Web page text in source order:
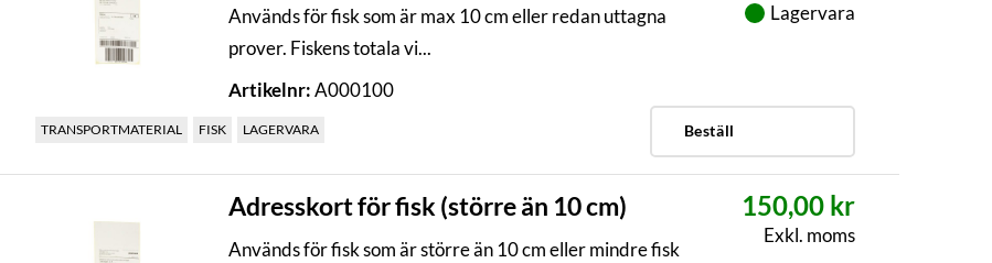
Används för fisk som är max 10 cm eller redan uttagna
prover. Fiskens totala vi...
Artikelnr:A000100
Lagervara
TRANSPORTMATERIAL FISK LAGERVARA Beställ
Adresskort för fisk (större än 10 cm)
Används för fisk som är större än 10 cm eller mindre fisk
150,00 kr
Exkl. moms